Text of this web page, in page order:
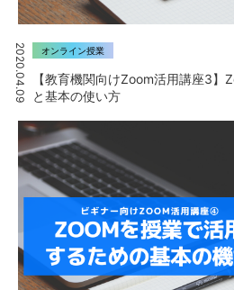
2020.04.09 オンライン授業
【教育機関向けZoom活用講座3】
と基本の使い方